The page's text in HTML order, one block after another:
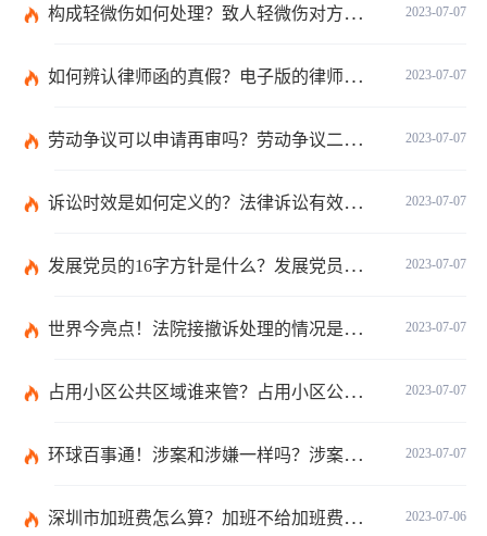
2023-07-07
构成轻微伤如何处理？致人轻微伤对方不出院讹人怎么办？
2023-07-07
如何辨认律师函的真假？电子版的律师函是真的吗？
2023-07-07
劳动争议可以申请再审吗？劳动争议二审后还可以上诉吗？
2023-07-07
诉讼时效是如何定义的？法律诉讼有效期是多久？
2023-07-07
发展党员的16字方针是什么？发展党员程序有哪些？ 全球消息
2023-07-07
世界今亮点！法院接撤诉处理的情况是什么？离婚案件撤诉后什么时候可以再起诉？
2023-07-07
占用小区公共区域谁来管？占用小区公共区域违法吗？
2023-07-07
环球百事通！涉案和涉嫌一样吗？涉案金额多少可以立案？
2023-07-06
深圳市加班费怎么算？加班不给加班费应该怎么办？